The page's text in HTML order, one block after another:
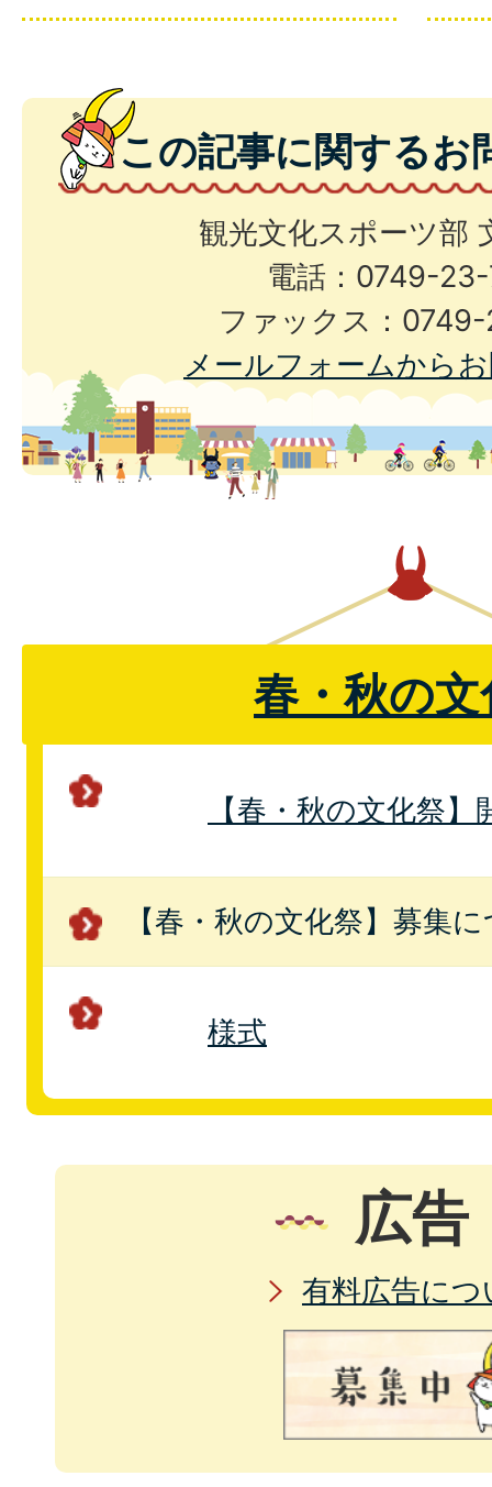
この記事に関するお
観光文化スポーツ部
電話：0749-
ファックス：
メールフォームから
春・秋の文
【春・秋の文化祭
【春・秋の文化祭】募集
様式
広告
有料広告につ